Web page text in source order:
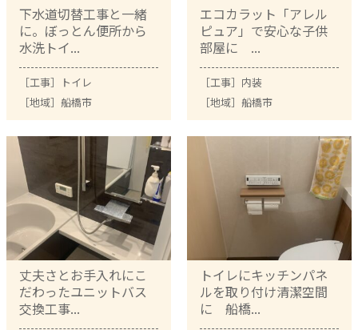
下水道切替工事と一緒
に。ぼっとん便所から
水洗トイ...
［工事］
トイレ
［地域］ 船橋市
エコカラット「アレル
ピュア」で安心な子供
部屋に ...
［工事］ 内装
［地域］ 船橋市
丈夫さとお手入れにこ
だわったユニットバス
交換工事...
トイレにキッチンパネ
ルを取り付け清潔空間
に 船橋...